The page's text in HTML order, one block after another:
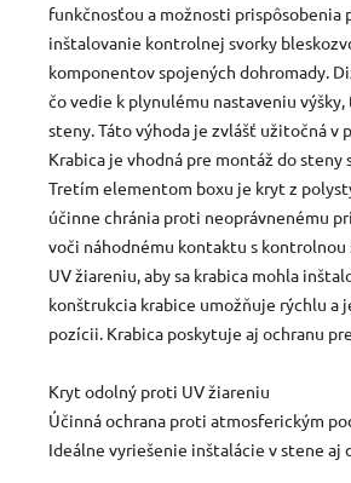
funkčnosťou a možnosti prispôsobenia
inštalovanie kontrolnej svorky
komponentov spojených dohromady.
čo vedie k plynulému nastaveniu
steny. Táto výhoda je zvlášť užitočná v
Krabica je vhodná pre montáž do steny
Tretím elementom boxu je kryt z
účinne chránia proti neoprávnenému
voči náhodnému kontaktu s
UV žiareniu, aby sa krabica mohla
konštrukcia krabice umožňuje rýchlu a
pozícii. Krabica poskytuje aj ochranu
Kryt odolný proti UV žiareniu
Účinná ochrana proti atmosferickým
Ideálne vyriešenie inštalácie v stene aj